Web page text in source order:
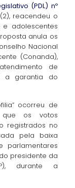
(PDL) nº
reacendeu o
adolescentes
anula os
Nacional
(Conanda),
de
a garantia do
ocorreu de
que os votos
registrados no
pela baixa
parlamentares
presidente da
durante a